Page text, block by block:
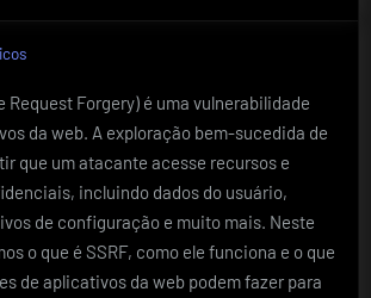
Request Forgery) é uma vulnerabilidade
da web. A exploração bem-sucedida de
que um atacante acesse recursos e
incluindo dados do usuário,
de configuração e muito mais. Neste
o que é SSRF, como ele funciona e o que
de aplicativos da web podem fazer para